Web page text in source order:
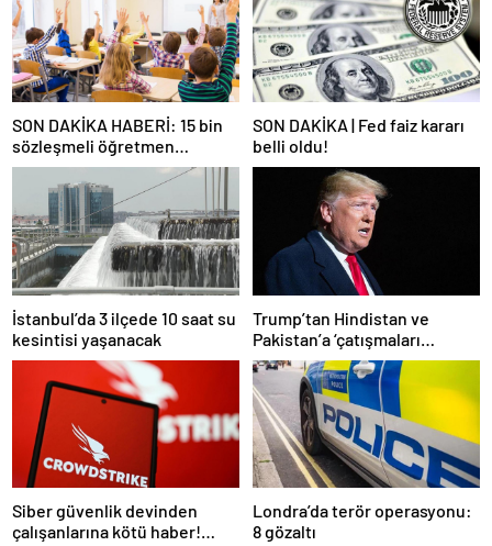
SON DAKİKA HABERİ: 15 bin
sözleşmeli öğretmen
atamasında sözlü sınava hak
kazanan adaylar açıklandı
SON DAKİKA | Fed faiz kararı
belli oldu!
İstanbul’da 3 ilçede 10 saat su
kesintisi yaşanacak
Trump’tan Hindistan ve
Pakistan’a ‘çatışmaları
durdurun’ çağrısı
Siber güvenlik devinden
çalışanlarına kötü haber!
Londra’da terör operasyonu:
8 gözaltı